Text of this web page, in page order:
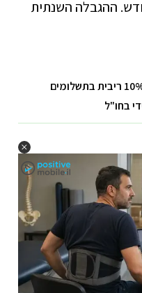
600 שקל בחודש. ההגבלה השנתית
בחו"ל